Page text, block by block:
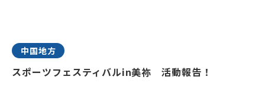
中国地方
スポーツフェスティバルin美祢 活動報告！